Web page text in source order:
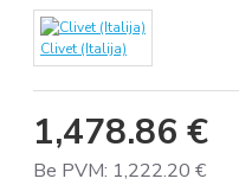
1,478.86 €
Be PVM: 1,222.20 €
Clivet (Italija)